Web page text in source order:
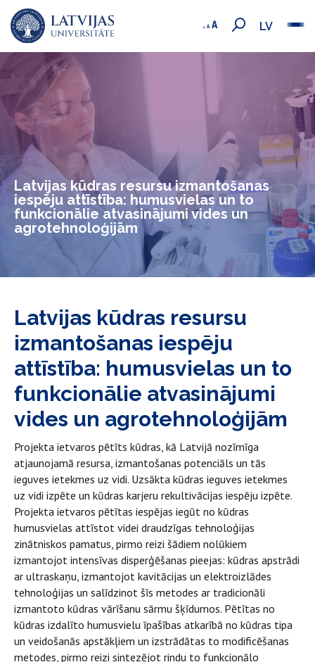
LV
Latvijas kūdras resursu izmantošanas
iespēju attīstība: humusvielas un to
funkcionālie atvasinājumi vides un
agrotehnoloģijām
Latvijas kūdras resursu
izmantošanas iespēju
attīstība: humusvielas un to
funkcionālie atvasinājumi
vides un agrotehnoloģijām
Projekta ietvaros pētīts kūdras, kā Latvijā nozīmīga
atjaunojamā resursa, izmantošanas potenciāls un tās
ieguves ietekmes uz vidi. Uzsākta kūdras ieguves ietekmes
uz vidi izpēte un kūdras karjeru rekultivācijas iespēju izpēte.
Projekta ietvaros pētītas iespējas iegūt no kūdras
humusvielas attīstot videi draudzīgas tehnoloģijas
zinātniskos pamatus, pirmo reizi šādiem nolūkiem
izmantojot intensīvas disperģēšanas pieejas: kūdras apstrādi
ar ultraskaņu, izmantojot kavitācijas un elektroizlādes
tehnoloģijas un salīdzinot šīs metodes ar tradicionāli
izmantoto kūdras vārīšanu sārmu šķīdumos. Pētītas no
kūdras izdalīto humusvielu īpašības atkarībā no kūdras tipa
un veidošanās apstākļiem un izstrādātas to modificēšanas
metodes, pirmo reizi sintezējot rindu to funkcionālo